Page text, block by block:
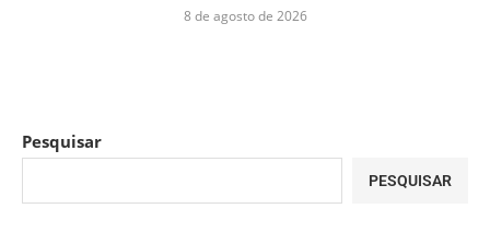
8 de agosto de 2026
Pesquisar
PESQUISAR